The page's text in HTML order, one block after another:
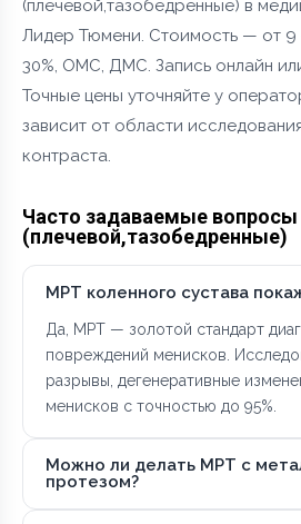
(плечевой,тазобедренные) в
Лидер Тюмени. Стоимость — от 9
30%, ОМС, ДМС. Запись онлайн
Точные цены уточняйте у
зависит от области
контраста.
Часто задаваемые вопросы
(плечевой,тазобедренные)
МРТ коленного сустава
Да, МРТ — золотой стандарт
повреждений менисков.
разрывы, дегенеративные
менисков с точностью до 95%.
Можно ли делать МРТ с
протезом?